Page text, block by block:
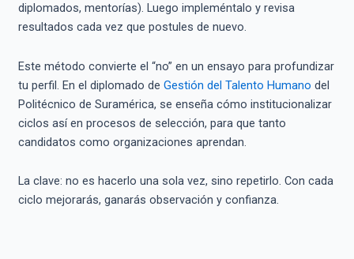
diplomados, mentorías). Luego impleméntalo y revisa
resultados cada vez que postules de nuevo.
Este método convierte el “no” en un ensayo para profundizar
tu perfil. En el diplomado de Gestión del Talento Humano del
Politécnico de Suramérica, se enseña cómo institucionalizar
ciclos así en procesos de selección, para que tanto
candidatos como organizaciones aprendan.
La clave: no es hacerlo una sola vez, sino repetirlo. Con cada
ciclo mejorarás, ganarás observación y confianza.